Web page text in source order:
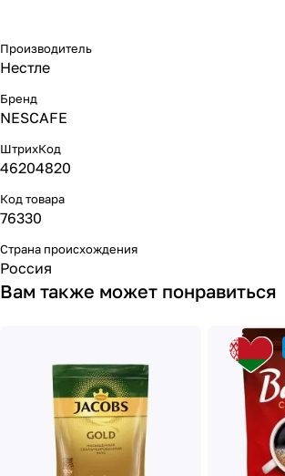
Производитель
Нестле
Бренд
NESCAFE
ШтрихКод
46204820
Код товара
76330
Страна происхождения
Россия
Вам также может понравиться